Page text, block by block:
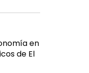
en
de El